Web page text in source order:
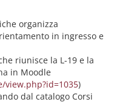
organizza
in ingresso e
riunisce la L-19 e la
in Moodle
)
dal catalogo Corsi